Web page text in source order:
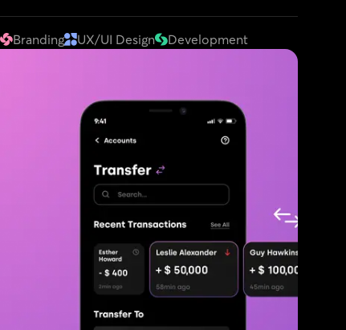
Branding UX/UI Design Development